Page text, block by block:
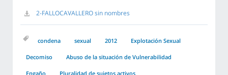
2-FALLOCAVALLERO sin nombres
condena sexual 2012 Explotación Sexual
Decomiso Abuso de la situación de Vulnerabilidad
Engaño Pluralidad de sujetos activos